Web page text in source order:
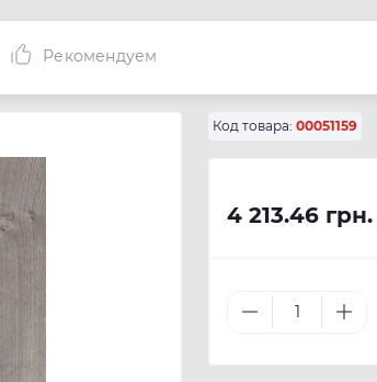
Рекомендуем
Код товара: 00051159
4 213.46 грн.